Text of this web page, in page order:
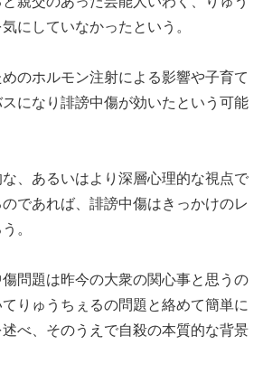
にしていなかったという。
のホルモン注射による影響や子育て
になり誹謗中傷が効いたという可能
、あるいはより深層心理的な視点で
であれば、誹謗中傷はきっかけのレ
。
問題は昨今の大衆の関心事と思うの
りゅうちぇるの問題と絡めて簡単に
べ、そのうえで自殺の本質的な背景